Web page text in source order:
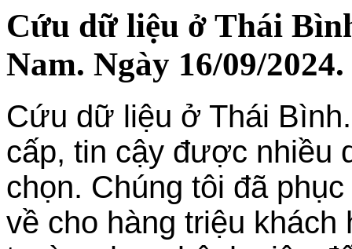
Cứu dữ liệu ở Thái
Nam. Ngày 16/09/2024.
Cứu dữ liệu ở Thái
cấp, tin cậy được nhiều
chọn. Chúng tôi đã
về cho hàng triệu khách